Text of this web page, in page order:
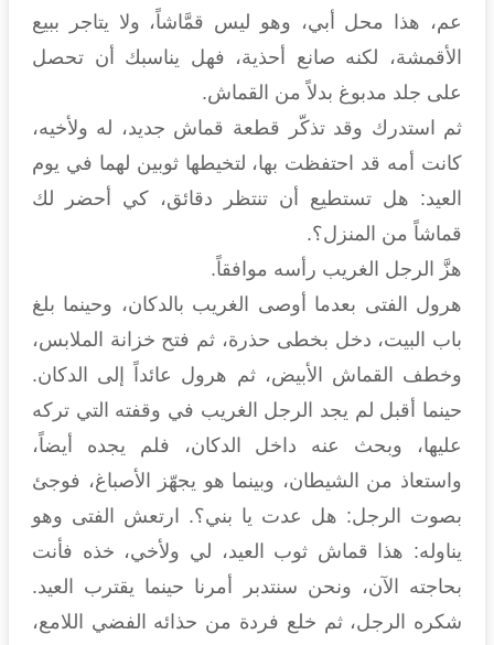
عم، هذا محل أبي، وهو ليس قمَّاشاً، ولا يتاجر ببيع
الأقمشة، لكنه صانع أحذية، فهل يناسبك أن تحصل
على جلد مدبوغ بدلاً من القماش.
ثم استدرك وقد تذكّر قطعة قماش جديد، له ولأخيه،
كانت أمه قد احتفظت بها، لتخيطها ثوبين لهما في يوم
العيد: هل تستطيع أن تنتظر دقائق، كي أحضر لك
قماشاً من المنزل؟.
هزَّ الرجل الغريب رأسه موافقاً.
هرول الفتى بعدما أوصى الغريب بالدكان، وحينما بلغ
باب البيت، دخل بخطى حذرة، ثم فتح خزانة الملابس،
وخطف القماش الأبيض، ثم هرول عائداً إلى الدكان.
حينما أقبل لم يجد الرجل الغريب في وقفته التي تركه
عليها، وبحث عنه داخل الدكان، فلم يجده أيضاً،
واستعاذ من الشيطان، وبينما هو يجهّز الأصباغ، فوجئ
بصوت الرجل: هل عدت يا بني؟. ارتعش الفتى وهو
يناوله: هذا قماش ثوب العيد، لي ولأخي، خذه فأنت
بحاجته الآن، ونحن سنتدبر أمرنا حينما يقترب العيد.
شكره الرجل، ثم خلع فردة من حذائه الفضي اللامع،